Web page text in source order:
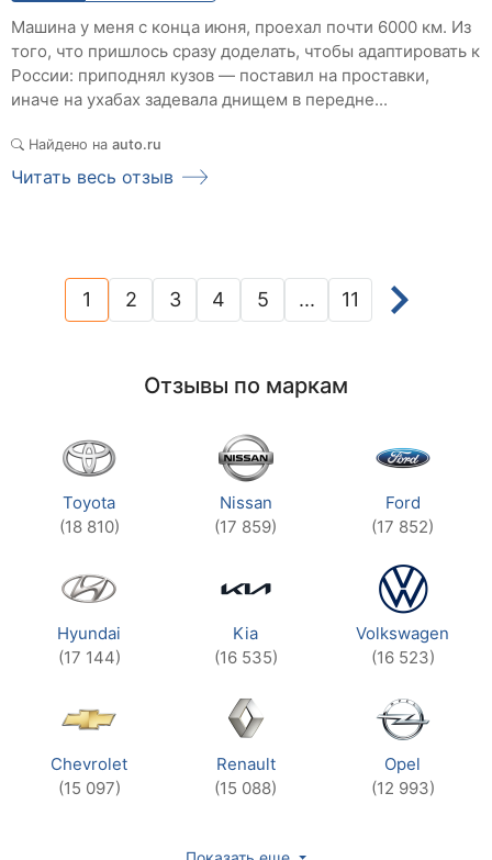
Машина у меня с конца июня, проехал почти 6000 км. Из
того, что пришлось сразу доделать, чтобы адаптировать к
России: приподнял кузов — поставил на проставки,
иначе на ухабах задевала днищем в передне...
Найдено на auto.ru
Читать весь отзыв
1(current)
2 3 4 5 ... 11
Отзывы по маркам
Toyota
(18 810)
Nissan
(17 859)
Ford
(17 852)
Hyundai
(17 144)
Kia
(16 535)
Volkswagen
(16 523)
Chevrolet
(15 097)
Renault
(15 088)
Opel
(12 993)